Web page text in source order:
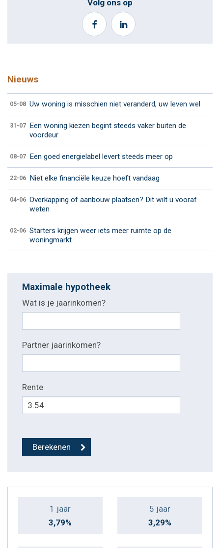
Volg ons op
Nieuws
05-08 Uw woning is misschien niet veranderd, uw leven wel
31-07 Een woning kiezen begint steeds vaker buiten de
voordeur
08-07 Een goed energielabel levert steeds meer op
22-06 Niet elke financiële keuze hoeft vandaag
04-06 Overkapping of aanbouw plaatsen? Dit wilt u vooraf
weten
02-06 Starters krijgen weer iets meer ruimte op de
woningmarkt
Maximale hypotheek
Wat is je jaarinkomen?
Partner jaarinkomen?
Rente
1 jaar
3,79%
5 jaar
3,29%